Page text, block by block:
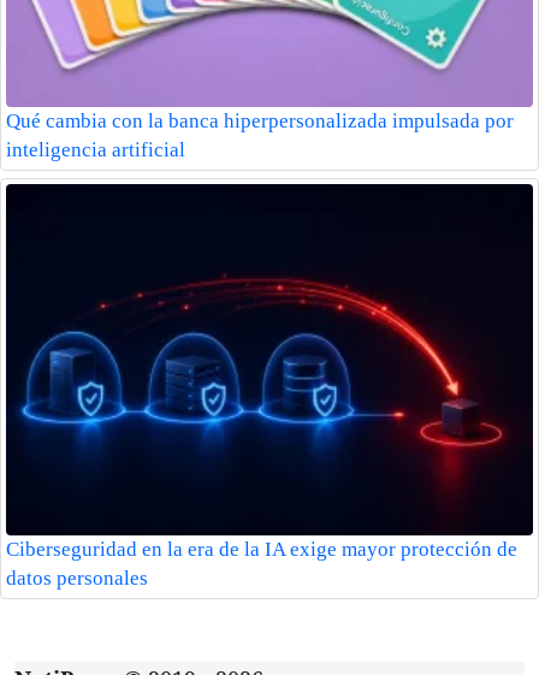
Qué cambia con la banca hiperpersonalizada impulsada por
inteligencia artificial
Ciberseguridad en la era de la IA exige mayor protección de
datos personales